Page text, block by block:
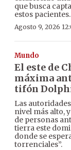
que busca
estos pacientes.
Agosto 9, 2026
Mundo
El este de
máxima
tifón
Las
nivel más alto,
de personas
tierra este
donde se
torrenciales”.